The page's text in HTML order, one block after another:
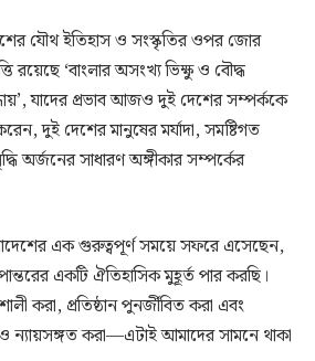
যৌথ ইতিহাস ও সংস্কৃতির ওপর জোর
রয়েছে ‘বাংলার অসংখ্য ভিক্ষু ও বৌদ্ধ
যাদের প্রভাব আজও দুই দেশের সম্পর্ককে
দুই দেশের মানুষের মর্যাদা, সমষ্টিগত
অর্জনের সাধারণ অঙ্গীকার সম্পর্কের
এক গুরুত্বপূর্ণ সময়ে সফরে এসেছেন,
একটি ঐতিহাসিক মুহূর্ত পার করছি।
করা, প্রতিষ্ঠান পুনর্জীবিত করা এবং
ন্যায়সঙ্গত করা—এটাই আমাদের সামনে থাকা